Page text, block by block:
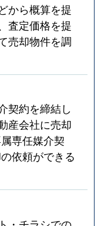
から概算を提
査定価格を提
売却物件を調
契約を締結し
産会社に売却
専任媒介契
依頼ができる